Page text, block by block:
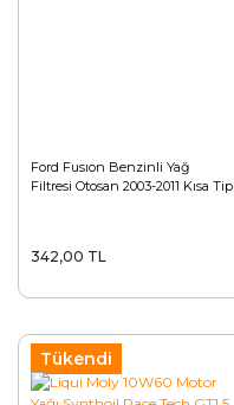
Ford Fusıon Benzinli Yağ
Filtresi Otosan 2003-2011 Kısa Tip
342,00 TL
Tükendi